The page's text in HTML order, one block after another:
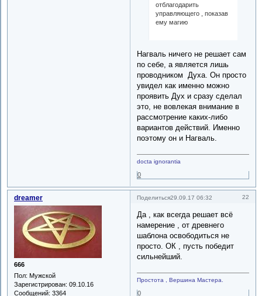
отблагодарить
управляющего , показав
ему магию
Нагваль ничего не решает сам
по себе, а является лишь
проводником Духа. Он просто
увидел как именно можно
проявить Дух и сразу сделал
это, не вовлекая внимание в
рассмотрение каких-либо
вариантов действий. Именно
поэтому он и Нагваль.
docta ignorantia
0
Поделиться 22
29.09.17 06:32
dreamer
666
Пол: Мужской
Зарегистрирован: 09.10.16
Сообщений: 3364
Да , как всегда решает всё
намерение , от древнего
шаблона освободиться не
просто. ОК , пусть победит
сильнейший.
Простота , Вершина Мастера.
0